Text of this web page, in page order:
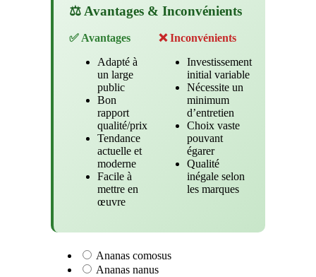
⚖️ Avantages & Inconvénients
✅ Avantages
Adapté à
un large
public
Bon
rapport
qualité/prix
Tendance
actuelle et
moderne
Facile à
mettre en
œuvre
❌ Inconvénients
Investissement
initial variable
Nécessite un
minimum
d’entretien
Choix vaste
pouvant
égarer
Qualité
inégale selon
les marques
Ananas comosus
Ananas nanus